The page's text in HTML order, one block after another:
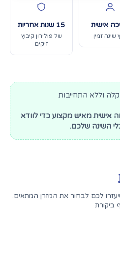
וללא התחייבות
אישית מאיש מקצוע כדי לוודא
השינה שלכם.
אישית
שינה זמין
15 שנות אחריות
של פולירון קיבוץ
זיקים
לכם לבחור את המזרן המתאים.
ביקורת